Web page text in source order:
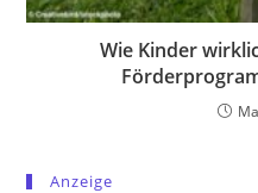
Wie Kinder
Anzeige